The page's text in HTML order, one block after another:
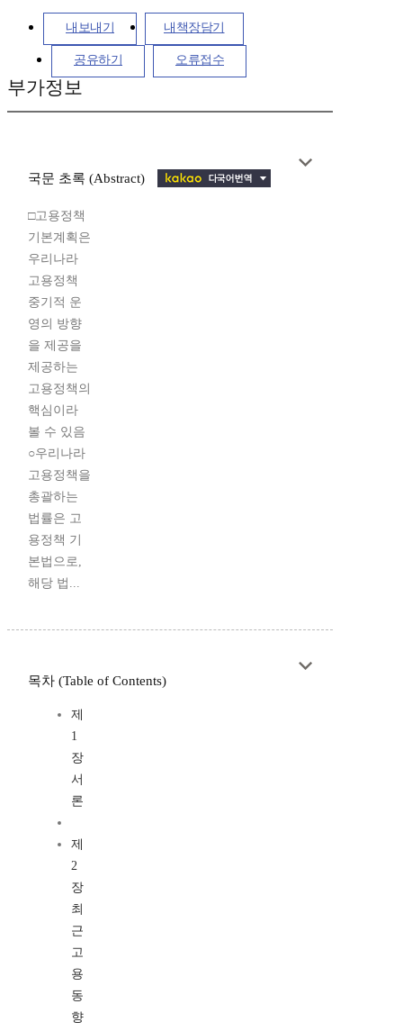
내보내기 내책장담기
공유하기 오류접수
부가정보
국문 초록 (Abstract)
□고용정책
기본계획은
우리나라
고용정책
중기적 운
영의 방향
을 제공을
제공하는
고용정책의
핵심이라
볼 수 있음
○우리나라
고용정책을
총괄하는
법률은 고
용정책 기
본법으로,
해당 법...
목차 (Table of Contents)
제
1
장
서
론
제
2
장
최
근
고
용
동
향